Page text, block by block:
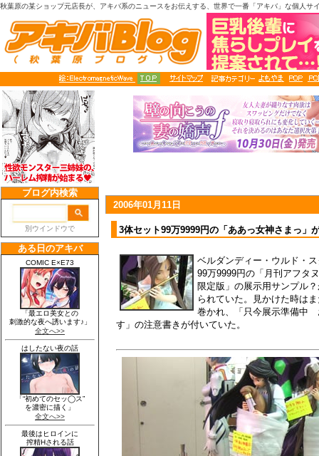
秋葉原の某ショップ元店長が、アキバ系のニュースをお伝えする、世界で一番「アキバ」な個人サ
2006年01月11日
3体セット99万9999円の「ああっ女神さまっ」
ベルダンディー・ウルド・
99万9999円の「月刊アフタ
限定版」の展示用サンプル
られていた。見かけた時は
巻かれ、「只今展示準備中
す」の注意書きが付いていた。